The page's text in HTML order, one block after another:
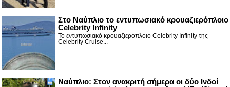
Στο Ναύπλιο το εντυπωσιακό κρουαζιερόπλοιο
Celebrity Infinity
Το εντυπωσιακό κρουαζιερόπλοιο Celebrity Infinity της
Celebrity Cruise...
Nαύπλιο: Στον ανακριτή σήμερα οι δύο Ινδοί